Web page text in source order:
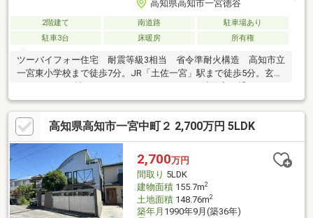
高知県高知市一宮徳谷
2階建て 南道路
駐車場あり
駐車3台
床暖房 所有権
ツーバイフォー住宅 耐震等級3相当 省令準耐火構造 高知市立
一宮東小学校まで徒歩7分。JR「土佐一宮」駅まで徒歩5分。玄関
ホールより2.5帖のファミリークローゼットへ洗面室と繋がってい
る為外出から帰ると直ぐに手洗いやうがいが出来るのは衛生的で
す。
高知県高知市一宮中町２ 2,700万円 5LDK
2,700万円
間取り 5LDK
建物面積155.7m2
土地面積148.76m2
築年月 1990年9月(築36年)